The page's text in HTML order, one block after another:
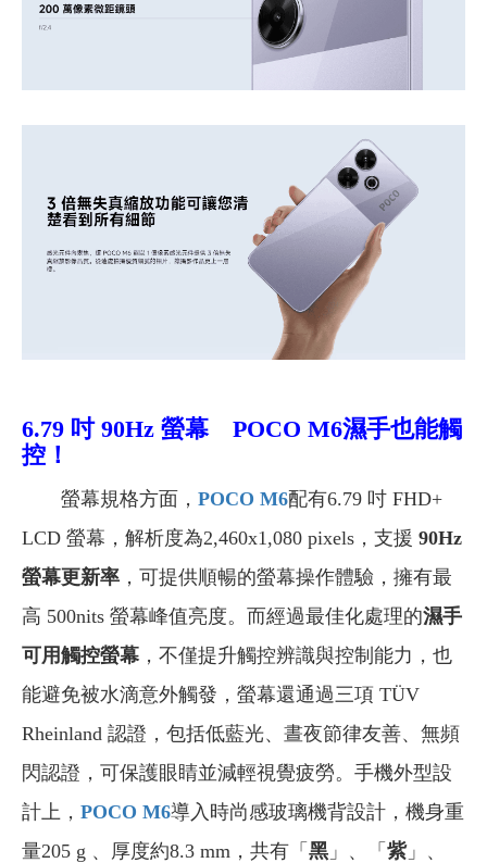
6.79 吋 90Hz 螢幕 POCO M6濕手也能觸
控！
螢幕規格方面， POCO M6配有6.79 吋 FHD+
LCD 螢幕，解析度為2,460x1,080 pixels，支援 90Hz
螢幕更新率 ，可提供順暢的螢幕操作體驗，擁有最
高 500nits 螢幕峰值亮度。而經過最佳化處理的濕手
可用觸控螢幕 ，不僅提升觸控辨識與控制能力，也
能避免被水滴意外觸發，螢幕還通過三項 TÜV
Rheinland 認證，包括低藍光、晝夜節律友善、無頻
閃認證，可保護眼睛並減輕視覺疲勞。手機外型設
計上， POCO M6導入時尚感玻璃機背設計，機身重
量205 g 、厚度約8.3 mm，共有「 黑 」、「 紫」、